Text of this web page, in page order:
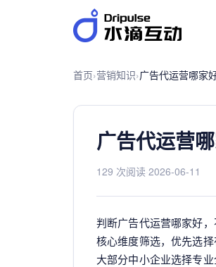
首页›营销知识›广告代运营哪家
广告代运营
129 次阅读 2026-06-11
判断广告代运营哪家好
核心维度筛选，优先选
大部分中小企业选择专